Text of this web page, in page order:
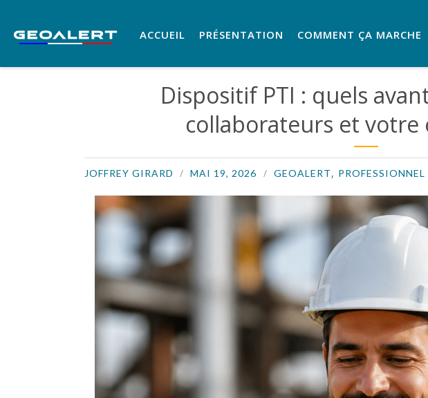
ACCUEIL PRÉSENTATION COMMENT ÇA MARCHE
Dispositif PTI : quels
collaborateurs et votre
JOFFREY GIRARD MAI 19, 2026 GEOALERT, PROFESSIONNEL